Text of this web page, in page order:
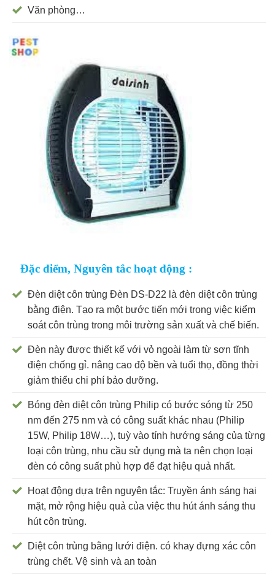
Văn phòng…
Đặc điểm, Nguyên tắc hoạt động :
Đèn diệt côn trùng Đèn DS-D22 là đèn diệt côn trùng
bằng điện. Tạo ra một bước tiến mới trong việc kiểm
soát côn trùng trong môi trường sản xuất và chế biến.
Đèn này được thiết kế với vỏ ngoài làm từ sơn tĩnh
điện chống gỉ. nâng cao độ bền và tuổi thọ, đồng thời
giảm thiểu chi phí bảo dưỡng.
Bóng đèn diệt côn trùng Philip có bước sóng từ 250
nm đến 275 nm và có công suất khác nhau (Philip
15W, Philip 18W…), tuỳ vào tính hướng sáng của từng
loại côn trùng, nhu cầu sử dụng mà ta nên chọn loại
đèn có công suất phù hợp để đạt hiệu quả nhất.
Hoạt động dựa trên nguyên tắc: Truyền ánh sáng hai
mặt, mở rộng hiệu quả của việc thu hút ánh sáng thu
hút côn trùng.
Diệt côn trùng bằng lưới điện. có khay đựng xác côn
trùng chết. Vệ sinh và an toàn